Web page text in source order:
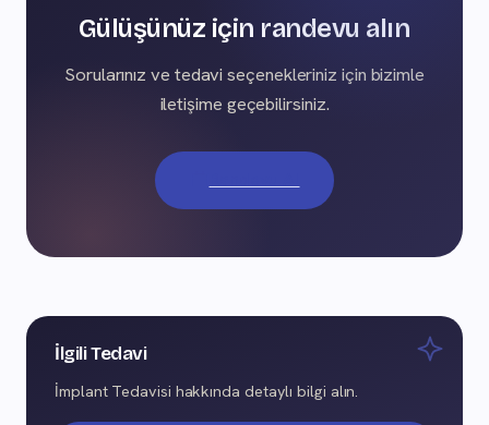
Gülüşünüz için randevu alın
Sorularınız ve tedavi seçenekleriniz için bizimle
iletişime geçebilirsiniz.
İlgili Tedavi
İmplant Tedavisi hakkında detaylı bilgi alın.